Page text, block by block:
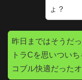
ょ？
昨日まではそうだ
トラCを思いつい
コブル快適だったオ